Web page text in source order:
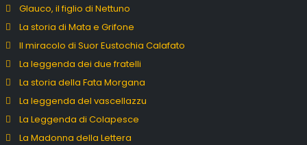
Glauco, il figlio di Nettuno
La storia di Mata e Grifone
Il miracolo di Suor Eustochia Calafato
La leggenda dei due fratelli
La storia della Fata Morgana
La leggenda del vascellazzu
La Leggenda di Colapesce
La Madonna della Lettera